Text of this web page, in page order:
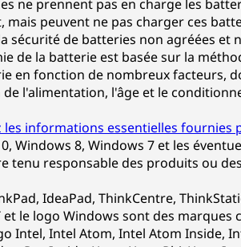
ne prennent pas en charge les
mais peuvent ne pas charger ces
sécurité de batteries non agréées et
de la batterie est basée sur la
en fonction de nombreux facteurs,
l'alimentation, l'âge et le
les informations essentielles
Windows 8, Windows 7 et les
tenu responsable des produits ou
IdeaPad, ThinkCentre,
et le logo Windows sont des
Intel, Intel Atom, Intel Atom Inside,